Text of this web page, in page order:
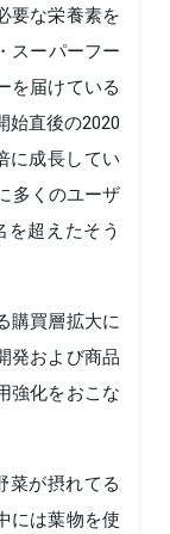
要な栄養素を
スーパーフー
を届けている
始直後の2020
に成長してい
多くのユーザ
超えたそう
購買層拡大に
発および商品
強化をおこな
菜が摂れてる
には葉物を使